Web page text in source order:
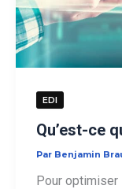
EDI
Qu’est-ce
Par Benjamin
Pour optimiser